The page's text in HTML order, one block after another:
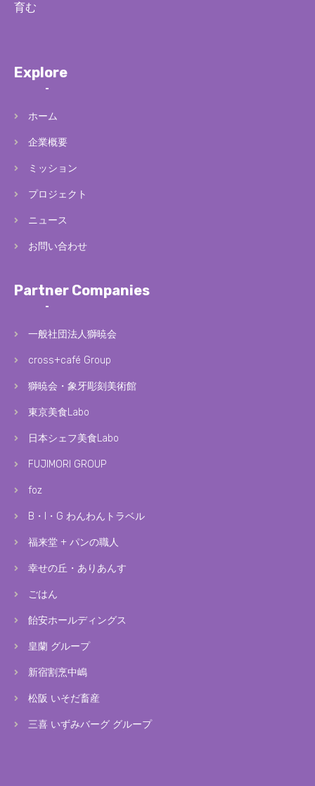
育む
Explore
ホーム
企業概要
ミッション
プロジェクト
ニュース
お問い合わせ
Partner Companies
一般社団法人獅暁会
cross+café Group
獅暁会・象牙彫刻美術館
東京美食Labo
日本シェフ美食Labo
FUJIMORI GROUP
foz
B・I・G わんわんトラベル
福来堂 + パンの職人
幸せの丘・ありあんす
ごはん
飴安ホールディングス
皇蘭 グループ
新宿割烹中嶋
松阪 いそだ畜産
三喜 いずみバーグ グループ